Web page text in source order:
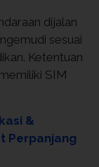
dijalan
sesuai
Ketentuan
SIM
&
Perpanjang